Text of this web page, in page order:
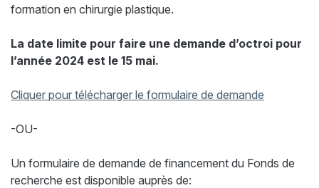
formation en chirurgie plastique.
La date limite pour faire une demande d’octroi pour
l’année 2024 est le 15 mai.
Cliquer pour télécharger le formulaire de demande
-OU-
Un formulaire de demande de financement du Fonds de
recherche est disponible auprès de: